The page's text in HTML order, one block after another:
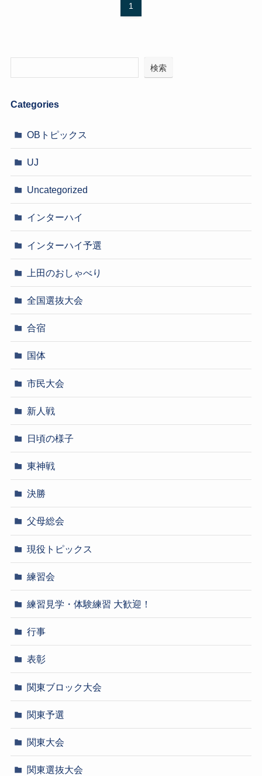
1
検索
Categories
OBトピックス
UJ
Uncategorized
インターハイ
インターハイ予選
上田のおしゃべり
全国選抜大会
合宿
国体
市民大会
新人戦
日頃の様子
東神戦
決勝
父母総会
現役トピックス
練習会
練習見学・体験練習 大歓迎！
行事
表彰
関東ブロック大会
関東予選
関東大会
関東選抜大会